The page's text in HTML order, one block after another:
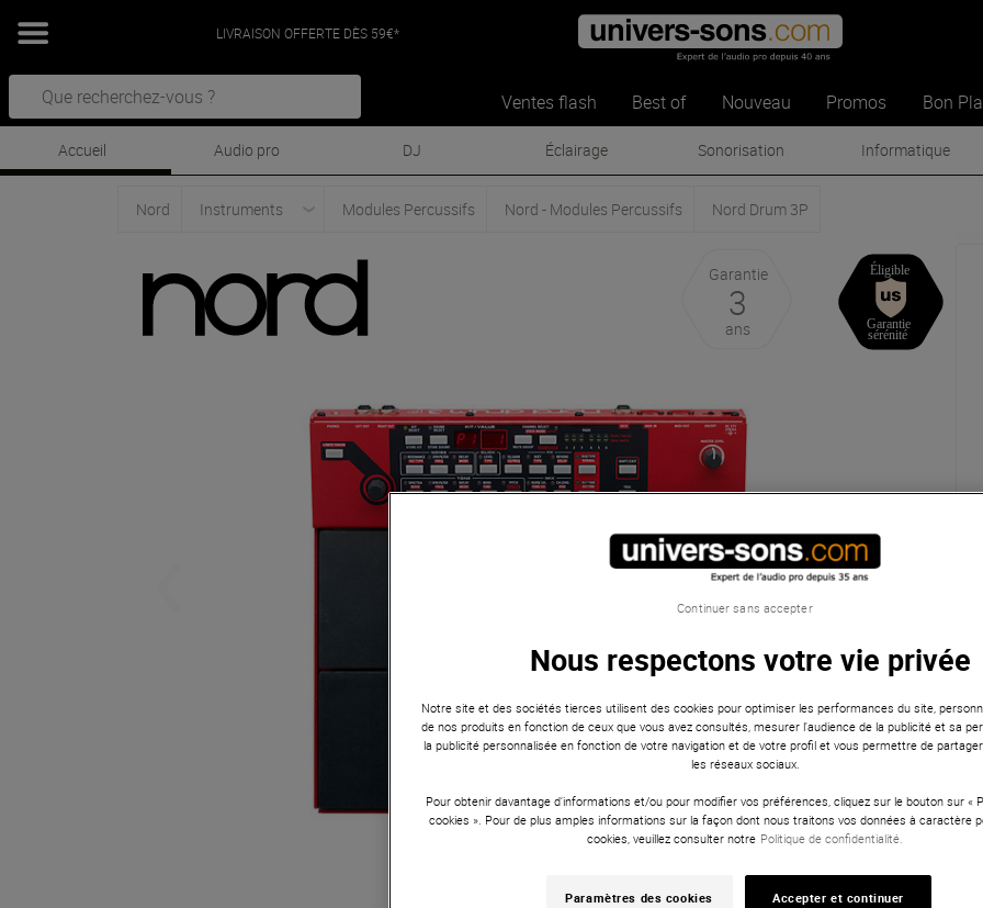
LIVRAISON OFFERTE DÈS 59€*
Ventes flash Best of Nouveau Promos Bon
Accueil Audio pro DJ Éclairage Sonorisation Informatique
Nord Instruments Modules Percussifs Nord - Modules Percussifs Nord Drum 3P
Garantie
3
ans
Nous respectons votre vie privée
Notre site et des sociétés tierces utilisent des cookies pour optimiser les performances du site,
de nos produits en fonction de ceux que vous avez consultés, mesurer l'audience de la publicité et sa
la publicité personnalisée en fonction de votre navigation et de votre profil et vous permettre de
les réseaux sociaux.
Pour obtenir davantage d'informations et/ou pour modifier vos préférences, cliquez sur le bouton sur «
cookies ». Pour de plus amples informations sur la façon dont nous traitons vos données à caractère
cookies, veuillez consulter notre Politique de confidentialité.
Paramètres des cookies Accepter et continuer
Continuer sans accepter